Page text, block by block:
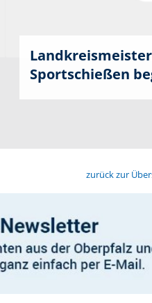
Sportschießen
zurück zur